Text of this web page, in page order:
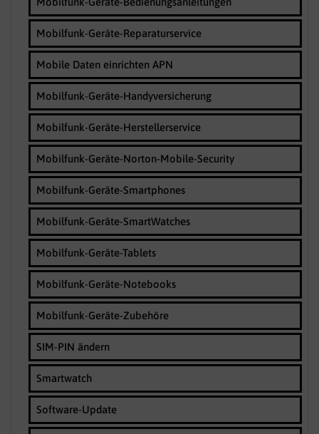
Mobilfunk-Geräte-Reparaturservice
Mobile Daten einrichten APN
Mobilfunk-Geräte-Handyversicherung
Mobilfunk-Geräte-Herstellerservice
Mobilfunk-Geräte-Norton-Mobile-Security
Mobilfunk-Geräte-Smartphones
Mobilfunk-Geräte-SmartWatches
Mobilfunk-Geräte-Tablets
Mobilfunk-Geräte-Notebooks
Mobilfunk-Geräte-Zubehöre
SIM-PIN ändern
Smartwatch
Software-Update